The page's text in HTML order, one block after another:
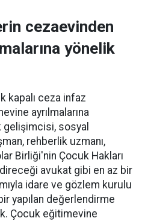
cezaevinden
yönelik
kapalı ceza infaz
ayrılmalarına
sosyal
rehberlik uzmanı,
Birliği'nin Çocuk Hakları
avukat gibi en az bir
idare ve gözlem kurulu
yapılan değerlendirme
Çocuk eğitimevine